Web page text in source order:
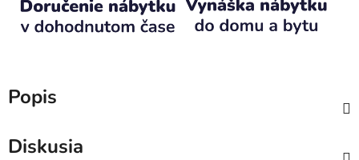
Popis
Diskusia